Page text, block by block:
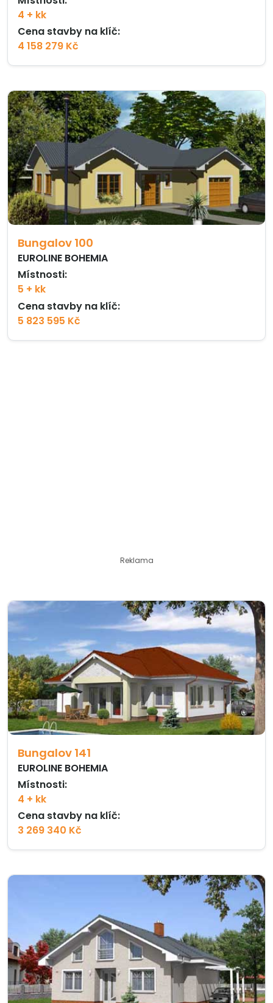
4 + kk
Cena stavby na klíč:
4 158 279 Kč
Bungalov 100
EUROLINE BOHEMIA
Místnosti:
5 + kk
Cena stavby na klíč:
5 823 595 Kč
Reklama
Bungalov 141
EUROLINE BOHEMIA
Místnosti:
4 + kk
Cena stavby na klíč:
3 269 340 Kč